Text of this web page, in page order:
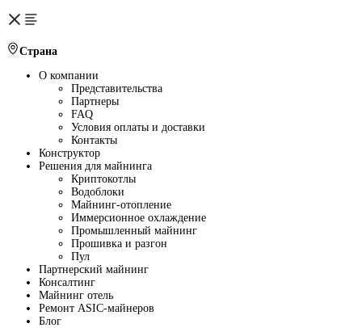
Страна
О компании
Представительства
Партнеры
FAQ
Условия оплаты и доставки
Контакты
Конструктор
Решения для майнинга
Криптокотлы
Водоблоки
Майнинг-отопление
Иммерсионное охлаждение
Промышленный майнинг
Прошивка и разгон
Пул
Партнерский майнинг
Консалтинг
Майнинг отель
Ремонт ASIC-майнеров
Блог